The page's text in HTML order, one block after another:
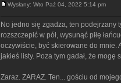
Wysłany: Wto Paź 04, 2022 5:14 pm
No jedno się zgadza, ten podejrzany
rozszczepić w pół, wysunąć piłę
oczywiście, być skierowane do mnie.
jakieś listy. Poza tym gadał, że
Zaraz. ZARAZ. Ten... gościu od